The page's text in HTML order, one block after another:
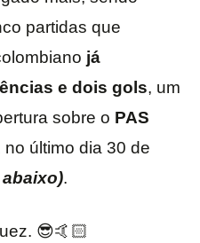
partidas que
já
e dois gols, um
sobre o PAS
último dia 30 de
.
😎🤙🏻